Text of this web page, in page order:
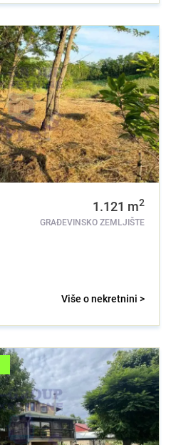
1.121 m2
GRAĐEVINSKO ZEMLJIŠTE
Više o nekretnini >